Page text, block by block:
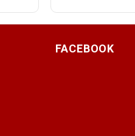
FACEBOOK